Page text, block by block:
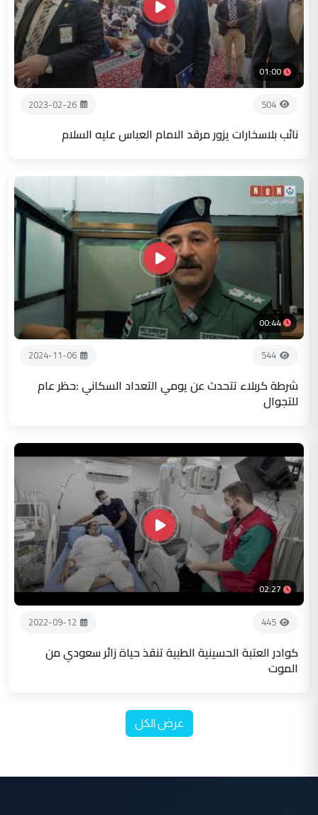
01:00
504
2023-02-26
نائب بلاسخارات يزور مرقد الامام العباس عليه السلام
00:44
544
2024-11-06
شرطة كربلاء تتحدث عن يومي التعداد السكاني :حظر عام
للتجوال
02:27
445
2022-09-12
كوادر العتبة الحسينية الطبية تنقذ حياة زائر سعودي من
الموت
عرض الكل